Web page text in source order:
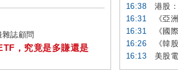
雜誌顧問
，究竟是多賺還是
16:38
港股
16:31
《亞
16:31
《國
16:26
《韓
16:13
美股